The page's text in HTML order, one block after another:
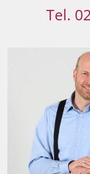
Tel.